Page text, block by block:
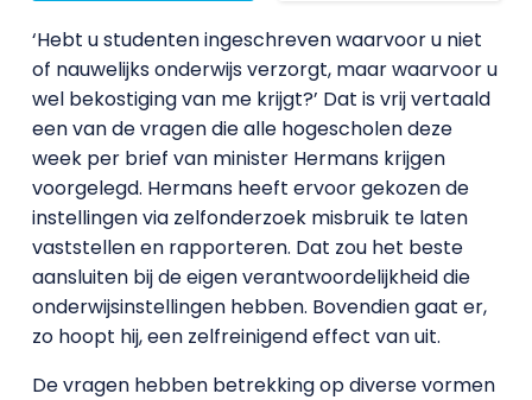
‘Hebt u studenten ingeschreven waarvoor u niet
of nauwelijks onderwijs verzorgt, maar waarvoor u
wel bekostiging van me krijgt?’ Dat is vrij vertaald
een van de vragen die alle hogescholen deze
week per brief van minister Hermans krijgen
voorgelegd. Hermans heeft ervoor gekozen de
instellingen via zelfonderzoek misbruik te laten
vaststellen en rapporteren. Dat zou het beste
aansluiten bij de eigen verantwoordelijkheid die
onderwijsinstellingen hebben. Bovendien gaat er,
zo hoopt hij, een zelfreinigend effect van uit.
De vragen hebben betrekking op diverse vormen